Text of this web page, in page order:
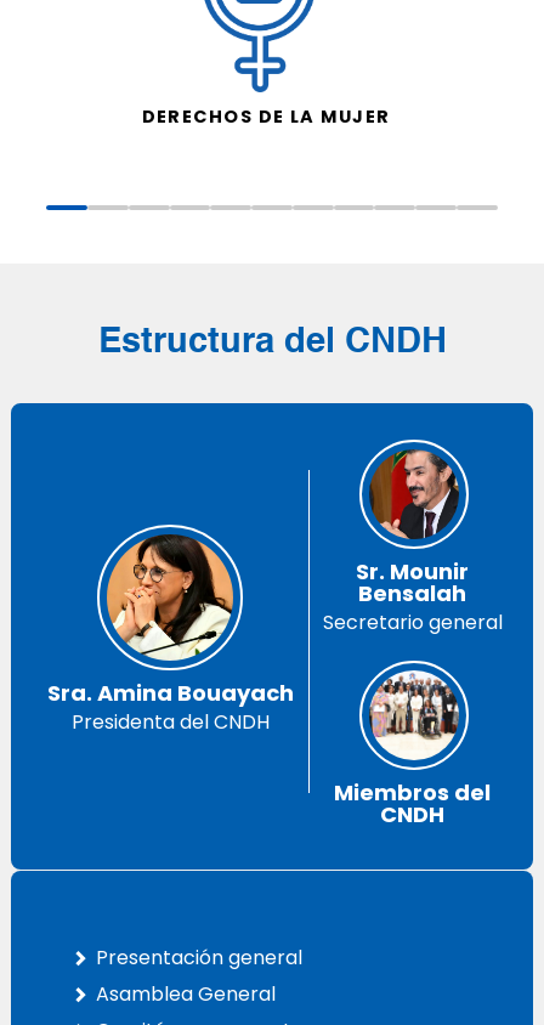
DERECHOS DE LA MUJER
Estructura del CNDH
Sra. Amina Bouayach
Presidenta del CNDH
Sr. Mounir
Bensalah
Secretario general
Miembros del
CNDH
Presentación general
Asamblea General